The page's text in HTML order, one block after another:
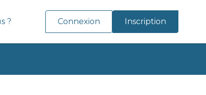
? Connexion Inscription